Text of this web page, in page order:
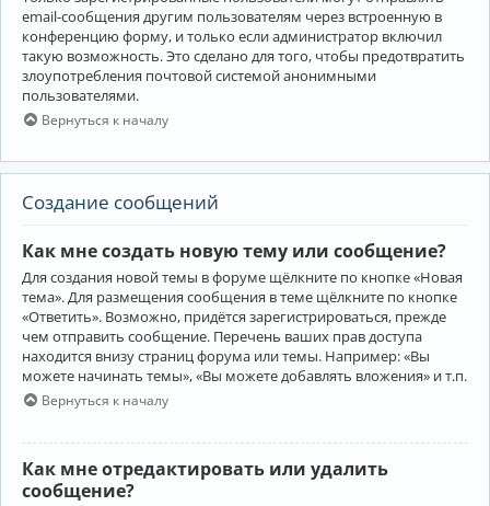
email-сообщения другим пользователям через встроенную в
конференцию форму, и только если администратор включил
такую возможность. Это сделано для того, чтобы предотвратить
злоупотребления почтовой системой анонимными
пользователями.
Вернуться к началу
Создание сообщений
Как мне создать новую тему или сообщение?
Для создания новой темы в форуме щёлкните по кнопке «Новая
тема». Для размещения сообщения в теме щёлкните по кнопке
«Ответить». Возможно, придётся зарегистрироваться, прежде
чем отправить сообщение. Перечень ваших прав доступа
находится внизу страниц форума или темы. Например: «Вы
можете начинать темы», «Вы можете добавлять вложения» и т.п.
Вернуться к началу
Как мне отредактировать или удалить
сообщение?